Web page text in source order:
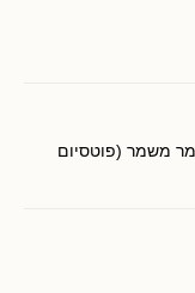
חומר משמר (פוטסיום